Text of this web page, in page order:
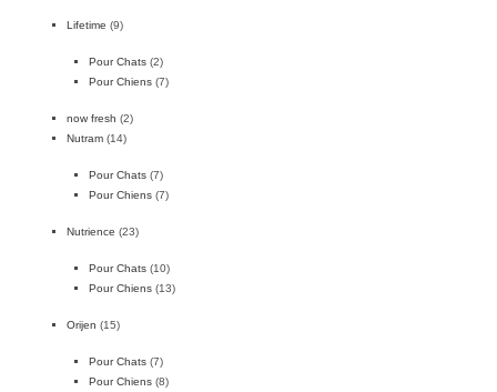
Lifetime (9)
Pour Chats (2)
Pour Chiens (7)
now fresh (2)
Nutram (14)
Pour Chats (7)
Pour Chiens (7)
Nutrience (23)
Pour Chats (10)
Pour Chiens (13)
Orijen (15)
Pour Chats (7)
Pour Chiens (8)